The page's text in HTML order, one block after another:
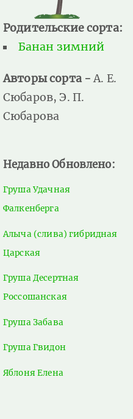
Родительские сорта:
Банан зимний
Авторы сорта -А. Е.
Сюбаров, Э. П.
Сюбарова
Недавно Обновлено:
Груша Удачная
Фалкенберга
Алыча (слива) гибридная
Царская
Груша Десертная
Россошанская
Груша Забава
Груша Гвидон
Яблоня Елена